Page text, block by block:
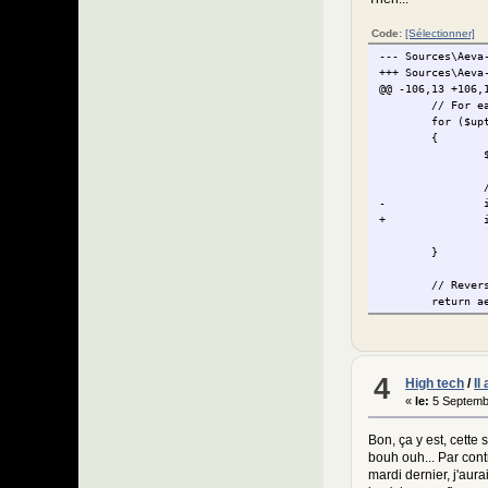
-
-
-
+
@@ -160,19
Code: [Sélectionner]
--- Sources\Aeva-
+++
@@ -106,13
// For
for
{
-
+
}
//
return
}
//
return
}
// Tidy
4 High tech /
« le: 5
Bon, ça y est, cette
bouh ouh... Par
mardi dernier,